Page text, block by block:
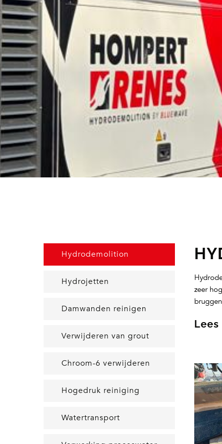
Hydrodemolition
Hydrojetten
Damwanden reinigen
Verwijderen van grout
Chroom-6 verwijderen
Hogedruk reiniging
Watertransport
zeer